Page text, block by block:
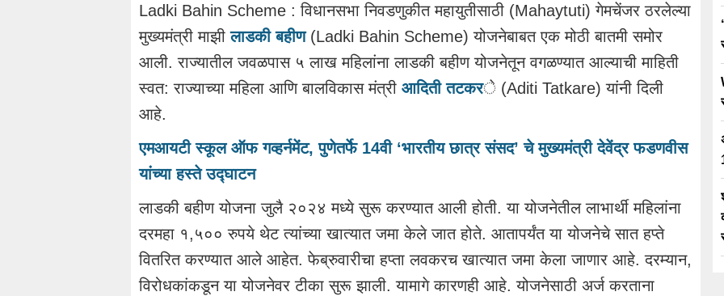
Ladki Bahin Scheme : विधानसभा निवडणुकीत महायुतीसाठी (Mahaytuti) गेमचेंजर ठरलेल्या
मुख्यमंत्री माझीलाडकी बहीण (Ladki Bahin Scheme) योजनेबाबत एक मोठी बातमी समोर
आली. राज्यातील जवळपास ५ लाख महिलांना लाडकी बहीण योजनेतून वगळण्यात आल्याची माहिती
स्वत: राज्याच्या महिला आणि बालविकास मंत्री आदिती तटकरे (Aditi Tatkare) यांनी दिली
आहे.
एमआयटी स्कूल ऑफ गव्हर्नमेंट, पुणेतर्फे 14वी ‘भारतीय छात्र संसद’ चे मुख्यमंत्री देवेंद्र फडणवीस
यांच्या हस्ते उद्घाटन
लाडकी बहीण योजना जुलै २०२४ मध्ये सुरू करण्यात आली होती. या योजनेतील लाभार्थी महिलांना
दरमहा १,५०० रुपये थेट त्यांच्या खात्यात जमा केले जात होते. आतापर्यंत या योजनेचे सात हप्ते
वितरित करण्यात आले आहेत. फेब्रुवारीचा हप्ता लवकरच खात्यात जमा केला जाणार आहे. दरम्यान,
विरोधकांकडून या योजनेवर टीका सुरू झाली. यामागे कारणही आहे. योजनेसाठी अर्ज करताना